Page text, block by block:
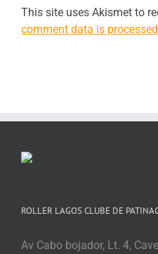
This site uses Akismet to
comment data is
ROLLER LAGOS CLUBE DE
Av Cabo bojador, Lt. 4, Cave